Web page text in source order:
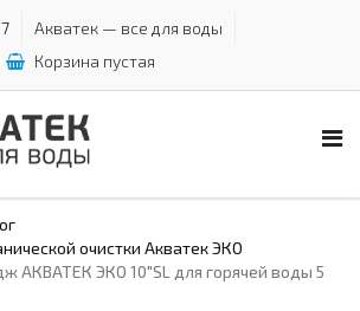
Акватек — все для воды
Корзина пустая
очистки Акватек ЭКО
АКВАТЕК ЭКО 10"SL для горячей воды 5